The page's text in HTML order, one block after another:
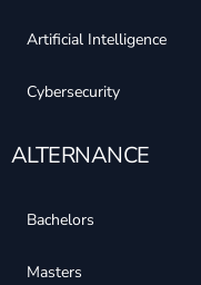
Artificial Intelligence
Cybersecurity
ALTERNANCE
Bachelors
Masters